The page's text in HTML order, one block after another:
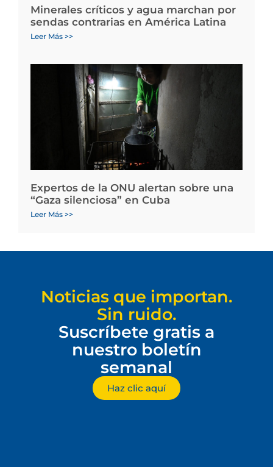
Minerales críticos y agua marchan por
sendas contrarias en América Latina
Leer Más >>
Expertos de la ONU alertan sobre una
“Gaza silenciosa” en Cuba
Leer Más >>
Noticias que importan.
Sin ruido.
Suscríbete gratis a
nuestro boletín
semanal
Haz clic aquí